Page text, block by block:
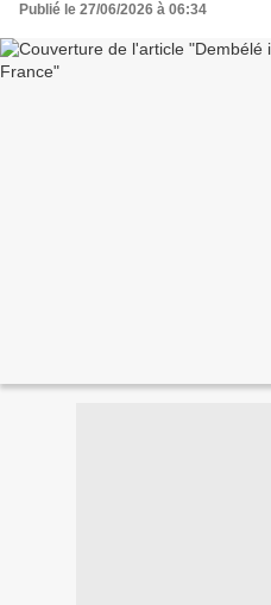
Publié le 27/06/2026 à 06:34